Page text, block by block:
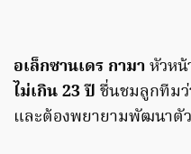
อเล็กซานเดร กามาหัวห
ไม่เกิน 23 ปี ชื่นชมลูกทีม
และต้องพยายามพัฒนาตัว